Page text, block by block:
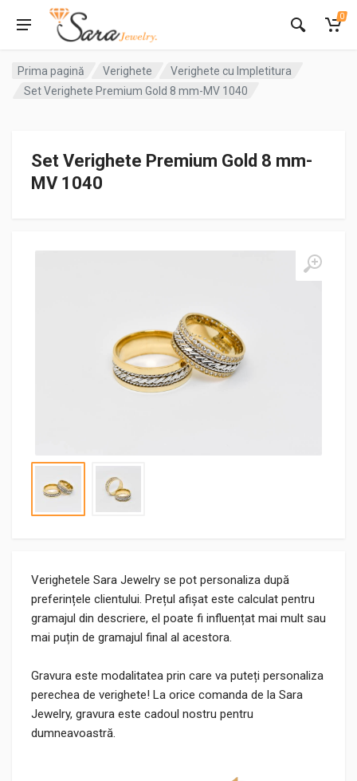
0
Prima pagină Verighete
Verighete cu Impletitura
Set Verighete Premium Gold 8 mm-MV 1040
Set Verighete Premium Gold 8 mm-
MV 1040
Verighetele Sara Jewelry se pot personaliza după
preferințele clientului. Prețul afișat este calculat pentru
gramajul din descriere, el poate fi influențat mai mult sau
mai puțin de gramajul final al acestora.
Gravura este modalitatea prin care va puteți personaliza
perechea de verighete! La orice comanda de la Sara
Jewelry, gravura este cadoul nostru pentru
dumneavoastră.